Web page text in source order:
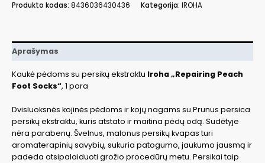
su
Produkto kodas: 8436036430436 Kategorija: IROHA
Aprašymas
Kaukė pėdoms su persikų ekstraktu Iroha „Repairing Peach
Foot Socks“, 1 pora
Dvisluoksnės kojinės pėdoms ir kojų nagams su Prunus persica
persikų ekstraktu, kuris atstato ir maitina pėdų odą. Sudėtyje
nėra parabenų. Švelnus, malonus persikų kvapas turi
aromaterapinių savybių, sukuria patogumo, jaukumo jausmą ir
padeda atsipalaiduoti grožio procedūrų metu. Persikai taip